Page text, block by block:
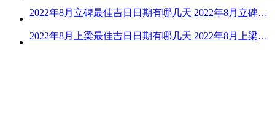
2022年8月立碑最佳吉日日期有哪几天 2022年8月立碑吉日查询
2022年8月上梁最佳吉日日期有哪几天 2022年8月上梁的黄道吉日